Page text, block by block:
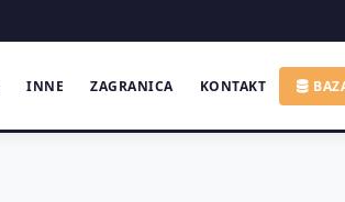
INNE ZAGRANICA KONTAKT